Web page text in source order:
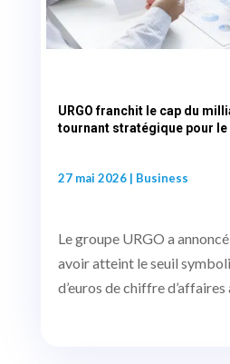
URGO franchit le cap du
tournant stratégique pour
27 mai 2026| Business
Le groupe URGO a
avoir atteint le seuil
d’euros de chiffre d’affaires